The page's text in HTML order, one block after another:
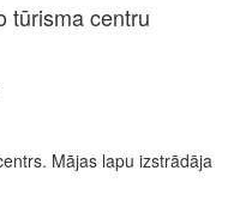
tūrisma centru
Mājas lapu izstrādāja